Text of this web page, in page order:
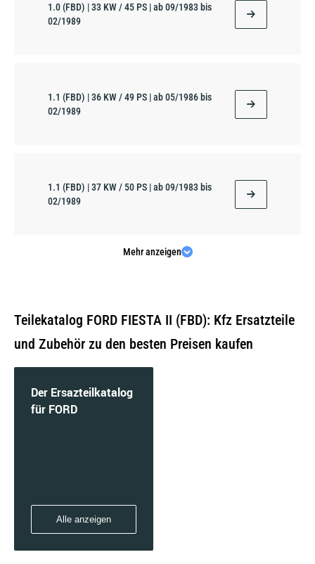
1.0 (FBD) | 33 KW / 45 PS | ab 09/1983 bis
02/1989
1.1 (FBD) | 36 KW / 49 PS | ab 05/1986 bis
02/1989
1.1 (FBD) | 37 KW / 50 PS | ab 09/1983 bis
02/1989
1.4 (FBD) | 54 KW / 73 PS | ab 02/1987 bis
Mehr anzeigen
Teilekatalog FORD FIESTA II (FBD): Kfz Ersatzteile
und Zubehör zu den besten Preisen kaufen
Der Ersazteilkatalog
für FORD
Alle anzeigen